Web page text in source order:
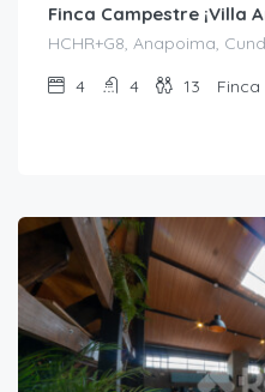
Finca Campestre ¡Villa
HCHR+G8, Anapoima,
4
4 13 Finca